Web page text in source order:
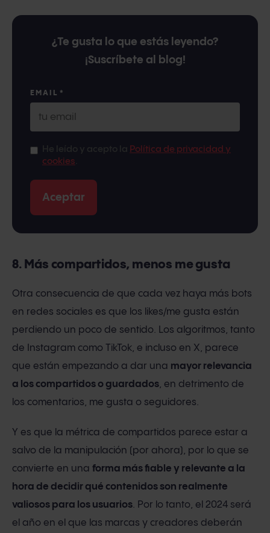
¿Te gusta lo que estás leyendo?
¡Suscríbete al blog!
EMAIL *
Política de privacidad y
cookies
8. Más compartidos, menos me gusta
Otra consecuencia de que cada vez haya más bots
en redes sociales es que los likes/me gusta están
perdiendo un poco de sentido. Los algoritmos, tanto
de Instagram como TikTok, e incluso en X, parece
que están empezando a dar una mayor relevancia
a los compartidos o guardados, en detrimento de
los comentarios, me gusta o seguidores.
Y es que la métrica de compartidos parece estar a
salvo de la manipulación (por ahora), por lo que se
convierte en una forma más fiable y relevante a la
hora de decidir qué contenidos son realmente
valiosos para los usuarios. Por lo tanto, el 2024 será
el año en el que las marcas y creadores deberán